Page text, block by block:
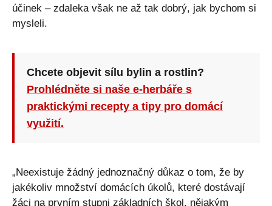
účinek – zdaleka však ne až tak dobrý, jak bychom si
mysleli.
Chcete objevit sílu bylin a rostlin?
Prohlédněte si naše e-herbáře s
praktickými recepty a tipy pro domácí
využití.
„Neexistuje žádný jednoznačný důkaz o tom, že by
jakékoliv množství domácích úkolů, které dostávají
žáci na prvním stupni základních škol, nějakým